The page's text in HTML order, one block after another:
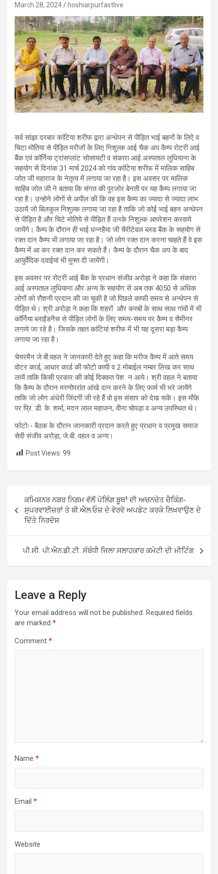
March 28, 2024 hoshiarpurfastlive
सर्व सांझा दरबार कांटिया शरीफ द्वारा अन्धेपन से पीड़ित भाई बहनों के लिऐ व
चिटा मोतिया से पीड़ित मरीजों के लिए निशुल्क आई चैक अप कैम्प रोटरी आई
बैंक एवं कॉर्निया ट्रांसप्लांट सोसायटी व संकारा आई अस्पताल लुधियाना के
सहयोग से दिनांक 31 मार्च 2024 को गांव कांटिया शरीफ में मालिक साहिब
जोत जी महाराज के नेतृत्व में लगाया जा रहा है। इस अवसर पर मालिक
साहिब जोत जी ने बताया कि संगत की पुरजोर बेनती पर यह कैम्प लगाया जा
रहा है। उन्होने लोगों से अपील की कि वह इस कैम्प का ज्यादा से ज्यादा लाभ
उठायें जो बिलकुल निशुल्क लगाया जा रहा है ताकि जो कोई भाई बहन अन्धेपन
से पीड़ित है और चिटे मोतिये से पीड़ित हैं उनके निशुल्क आपरेशन करवाये
जायेंगे। कैम्प के दौरान ही भाई घन्नहैया जी चैरीटेवल ब्लड बैंक के सहयोग से
रक्त दान कैम्प भी लगाया जा रहा है। जो लोग रक्त दान करना चाहते हैं वे इस
कैम्प में आ कर रक्त दान कर सकते हैं। कैम्प के दौरान चैक अप के बाद
आयुर्वेदिक दवाईयां भी मुफ्त दी जायेंगी।
इस अवसर पर रोटरी आई बैंक के प्रधान संजीव अरोड़ा ने कहा कि संकारा
आई अस्पताल लुधियाना और अन्य के सहयोग से अब तक 4050 से अधिक
लोगों को रौशनी प्रदान की जा चुकी है जो पिछले काफी समय से अन्धेपन से
पीड़ित थे। श्री अरोड़ा ने कहा कि शहरों और कस्बों के साथ साथ गांवों में भी
कॉर्निया ब्लाईंडनैस से पीड़ित लोगों के लिए समय-समय पर कैम्प व सैमीनर
लगाये जा रहे है। जिसके तहत कांटियां शरीफ में भी यह दूसरा बड़ा कैम्प
लगाया जा रहा है।
चेयरमैन जे.बी.वहल ने जानकारी देते हुए कहा कि मरीज कैम्प में आते समय
वोटर कार्ड, आधार कार्ड की फोटो कापी व 2 मोबाईल नम्बर लिख कर साथ
लायें ताकि किसी प्रकार की कोई दिक्कत पेश न आये। श्री वहल ने बताया
कि कैम्प के दौरान मरणोपरांत आंखे दान करने के लिए फार्म भी भरे जायेंगे
ताकि जो लोग अंधेरी जिंदगी जी रहे हैं वो इस संसार को देख सकें। इस मौके
पर प्रि. डी. के. शर्मा, मदन लाल महाजन, वीना चोपड़ा व अन्य उपस्थित थे।
फोटोः- बैठक के दौरान जानकारी प्रदान करते हुए प्रधान व प्रमुख समाज
सेवी संजीव अरोड़ा, जे.बी. वहल व अन्य।
Post Views: 99
Post
navigation
ਕਮਿਸ਼ਨਰ ਨਗਰ ਨਿਗਮ ਵੱਲੋਂ ਪੋਲਿੰਗ ਬੂਥਾਂ ਦੀ ਅਚਨਚੇਤ ਚੈਕਿੰਗ-
ਸੁਪਰਵਾਈਜ਼ਰਾਂ ਤੇ ਬੀ.ਐਲ.ਓਜ਼ ਦੇ ਵੇਰਵੇ ਅਪਡੇਟ ਕਰਕੇ ਲਿਖਵਾਉਣ ਦੇ
ਦਿੱਤੇ ਨਿਰਦੇਸ਼
ਪੀ.ਸੀ. ਪੀ.ਐਨ.ਡੀ.ਟੀ. ਸੰਬੰਧੀ ਜਿਲਾ ਸਲਾਹਕਾਰ ਕਮੇਟੀ ਦੀ ਮੀਟਿੰਗ
Leave a Reply
Your email address will not be published. Required fields
are marked *
Comment *
Name *
Email *
Website